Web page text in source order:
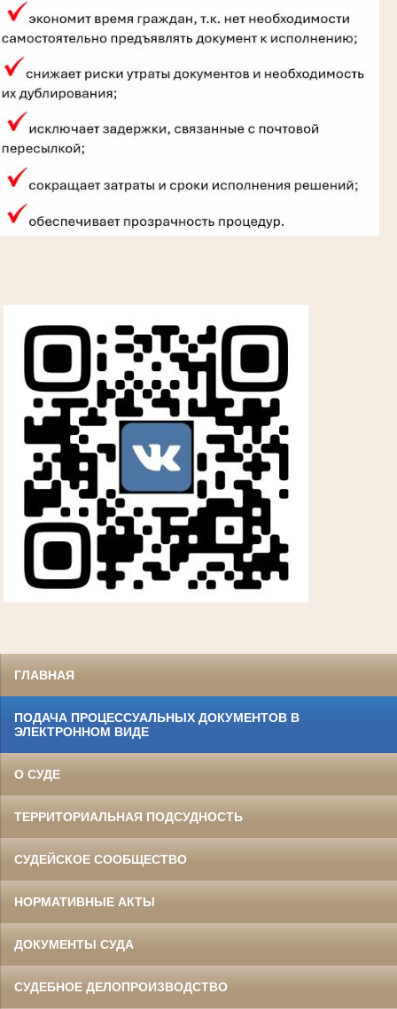
ГЛАВНАЯ
ПОДАЧА ПРОЦЕССУАЛЬНЫХ ДОКУМЕНТОВ В
ЭЛЕКТРОННОМ ВИДЕ
О СУДЕ
ТЕРРИТОРИАЛЬНАЯ ПОДСУДНОСТЬ
СУДЕЙСКОЕ СООБЩЕСТВО
НОРМАТИВНЫЕ АКТЫ
ДОКУМЕНТЫ СУДА
СУДЕБНОЕ ДЕЛОПРОИЗВОДСТВО